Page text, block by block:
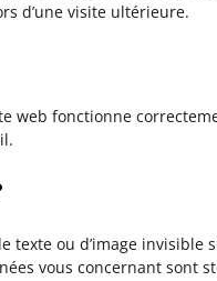
d’une visite ultérieure.
web fonctionne
texte ou d’image
vous concernant sont